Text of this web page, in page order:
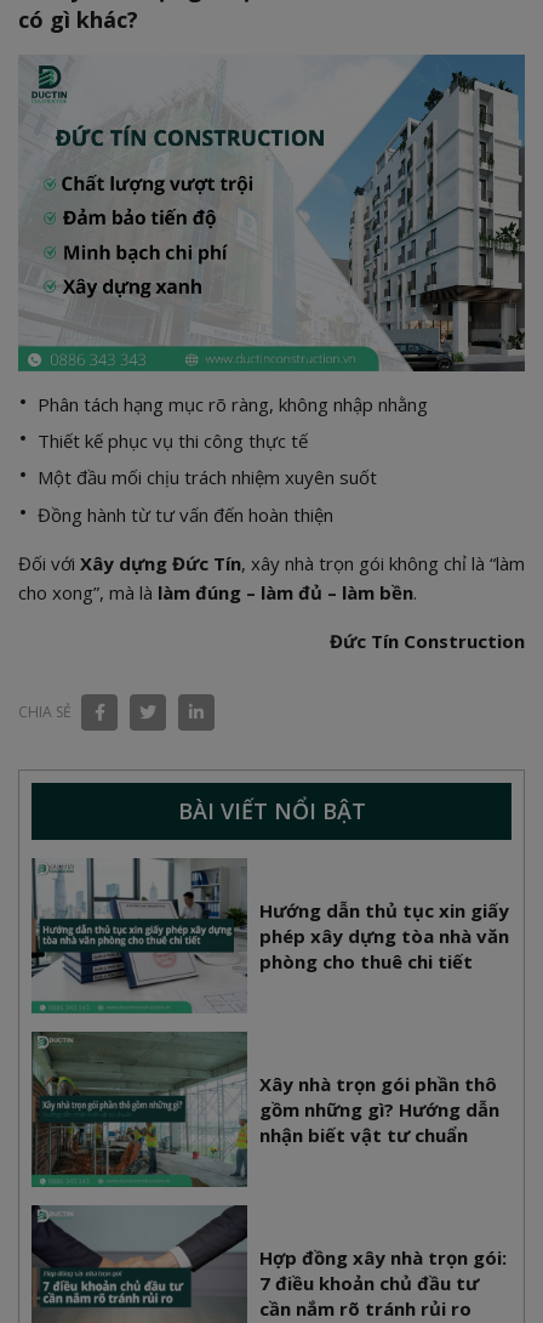
có gì khác?
Phân tách hạng mục rõ ràng, không nhập nhằng
Thiết kế phục vụ thi công thực tế
Một đầu mối chịu trách nhiệm xuyên suốt
Đồng hành từ tư vấn đến hoàn thiện
Đối với Xây dựng Đức Tín, xây nhà trọn gói không chỉ là “làm
cho xong”, mà là làm đúng – làm đủ – làm bền.
Đức Tín Construction
CHIA SẺ
BÀI VIẾT NỔI BẬT
Hướng dẫn thủ tục xin giấy
phép xây dựng tòa nhà văn
phòng cho thuê chi tiết
Xây nhà trọn gói phần thô
gồm những gì? Hướng dẫn
nhận biết vật tư chuẩn
Hợp đồng xây nhà trọn gói:
7 điều khoản chủ đầu tư
cần nắm rõ tránh rủi ro